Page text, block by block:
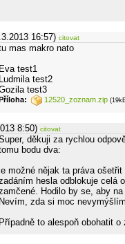
16:57) citovat
mas makro nato
Eva test1
Ludmila test2
test3
12520_zoznam.zip
8:50) citovat
děkuji za rychlou
bodu dva:
možné nějak ta práva
hesla odblokuje celá
Hodilo by se, aby
Nevím, zda si moc
Případně to alespoň obohatit